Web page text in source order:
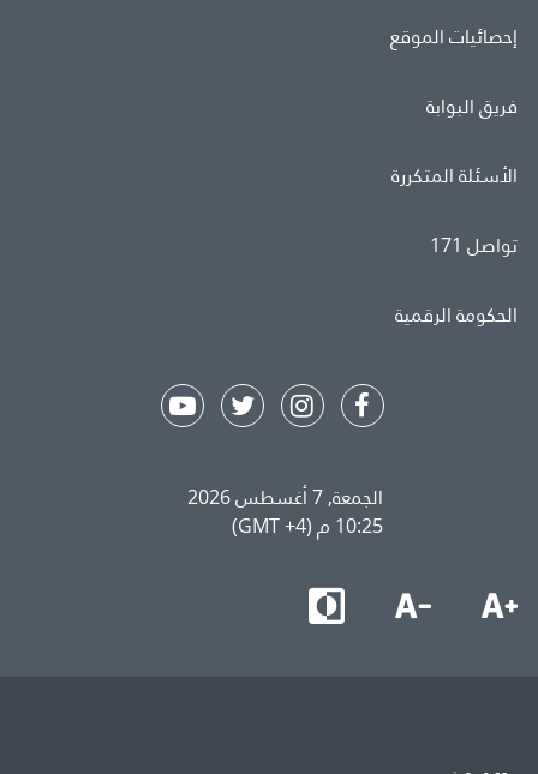
إحصائيات الموقع
فريق البوابة
الأسئلة المتكررة
تواصل 171
الحكومة الرقمية
الجمعة, 7 أغسطس 2026
10:25 م (GMT +4)